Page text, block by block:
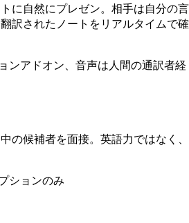
に自然にプレゼン。相手は自分の言
訳されたノートをリアルタイムで確
ンアドオン、音声は人間の通訳者経
の候補者を面接。英語力ではなく、
ションのみ